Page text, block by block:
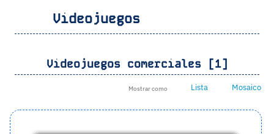
Videojuegos
Videojuegos comerciales [1]
Mostrar como Lista Mosaico